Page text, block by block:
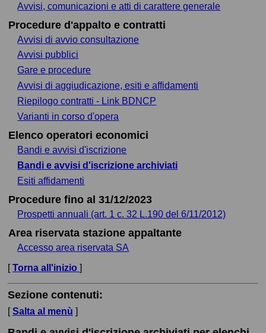
Avvisi, comunicazioni e atti di carattere generale
Procedure d'appalto e contratti
Avvisi di avvio consultazione
Avvisi pubblici
Gare e procedure
Avvisi di aggiudicazione, esiti e affidamenti
Riepilogo contratti - Link BDNCP
Varianti in corso d'opera
Elenco operatori economici
Bandi e avvisi d'iscrizione
Bandi e avvisi d'iscrizione archiviati
Esiti affidamenti
Procedure fino al 31/12/2023
Prospetti annuali (art. 1 c. 32 L.190 del 6/11/2012)
Area riservata stazione appaltante
Accesso area riservata SA
[Torna all'inizio ]
Sezione contenuti:
[Salta al menù ]